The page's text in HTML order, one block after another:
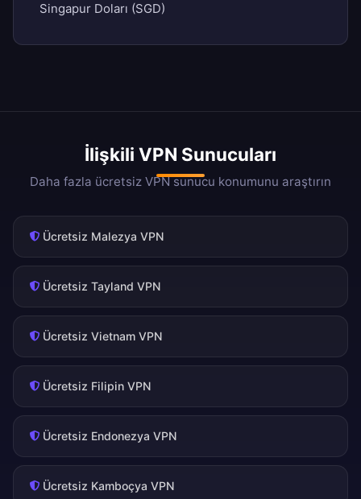
Singapur Doları (SGD)
İlişkili VPN Sunucuları
Daha fazla ücretsiz VPN sunucu konumunu araştırın
Ücretsiz Malezya VPN
Ücretsiz Tayland VPN
Ücretsiz Vietnam VPN
Ücretsiz Filipin VPN
Ücretsiz Endonezya VPN
Ücretsiz Kamboçya VPN